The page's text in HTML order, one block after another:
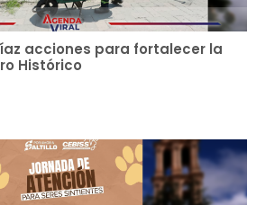
acciones para fortalecer la
Histórico